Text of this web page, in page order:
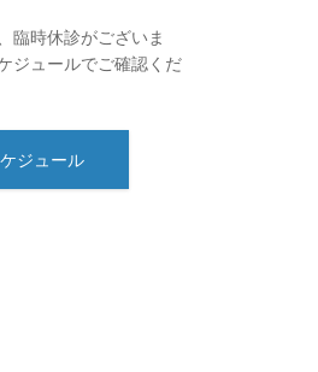
臨時休診がございま
ジュールでご確認くだ
ジュール